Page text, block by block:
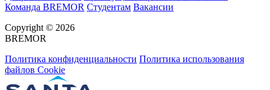
Команда BREMOR Студентам Вакансии
Copyright © 2026
BREMOR
Политика конфиденциальности Политика использования
файлов Cookie